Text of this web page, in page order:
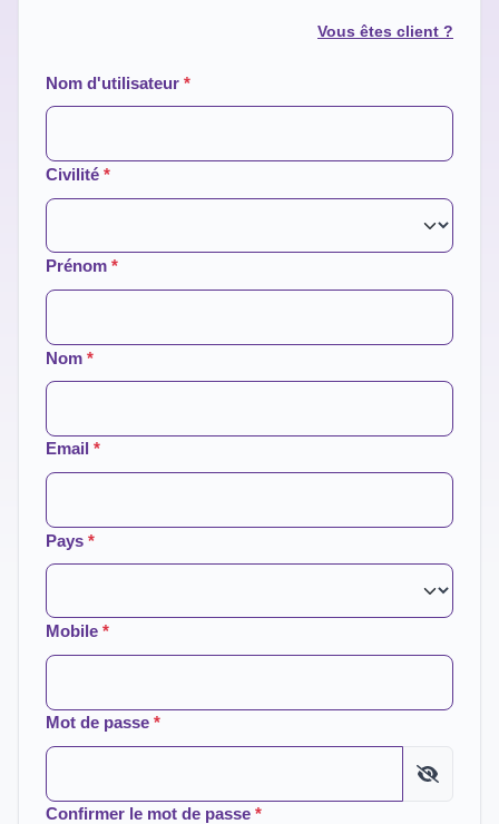
Vous êtes client ?
Nom d'utilisateur *
Civilité *
Prénom *
Nom *
Email *
Pays *
Mobile *
Mot de passe *
Confirmer le mot de passe *